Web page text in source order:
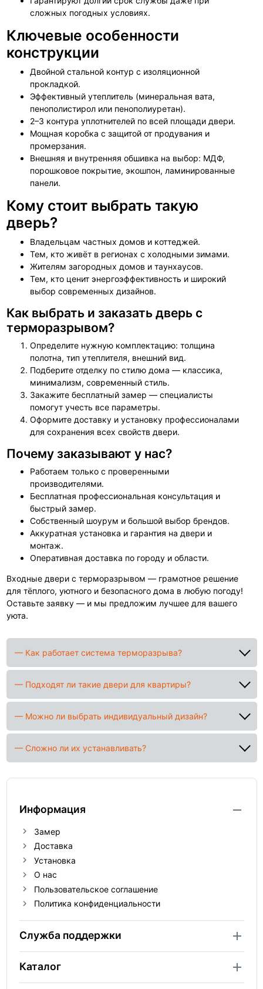
сложных погодных условиях.
Ключевые особенности
конструкции
Двойной стальной контур с изоляционной
прокладкой.
Эффективный утеплитель (минеральная вата,
пенополистирол или пенополиуретан).
2–3 контура уплотнителей по всей площади двери.
Мощная коробка с защитой от продувания и
промерзания.
Внешняя и внутренняя обшивка на выбор: МДФ,
порошковое покрытие, экошпон, ламинированные
панели.
Кому стоит выбрать такую
дверь?
Владельцам частных домов и коттеджей.
Тем, кто живёт в регионах с холодными зимами.
Жителям загородных домов и таунхаусов.
Тем, кто ценит энергоэффективность и широкий
выбор современных дизайнов.
Как выбрать и заказать дверь с
терморазрывом?
Определите нужную комплектацию: толщина
полотна, тип утеплителя, внешний вид.
Подберите отделку по стилю дома — классика,
минимализм, современный стиль.
Закажите бесплатный замер — специалисты
помогут учесть все параметры.
Оформите доставку и установку профессионалами
для сохранения всех свойств двери.
Почему заказывают у нас?
Работаем только с проверенными
производителями.
Бесплатная профессиональная консультация и
быстрый замер.
Собственный шоурум и большой выбор брендов.
Аккуратная установка и гарантия на двери и
монтаж.
Оперативная доставка по городу и области.
Входные двери с терморазрывом — грамотное решение
для тёплого, уютного и безопасного дома в любую погоду!
Оставьте заявку — и мы предложим лучшее для вашего
уюта.
— Как работает система терморазрыва?
— Подходят ли такие двери для квартиры?
— Можно ли выбрать индивидуальный дизайн?
— Сложно ли их устанавливать?
Информация
Замер
Доставка
Установка
О нас
Пользовательское соглашение
Политика конфиденциальности
Служба поддержки
Каталог